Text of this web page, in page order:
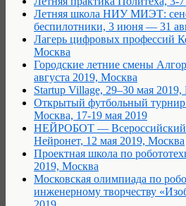
Летняя школа НИУ МИЭТ:
беспилотники, 3 июня — 31
Лагерь цифровых профессий
Москва
Городские летние смены
августа 2019, Москва
Startup Village, 29–30 мая
Открытый футбольный
Москва, 17-19 мая 2019
НЕЙРОБОТ — Всероссийский
Нейронет, 12 мая 2019, Москва
Проектная школа по
2019, Москва
Московская олимпиада по
инженерному творчеству